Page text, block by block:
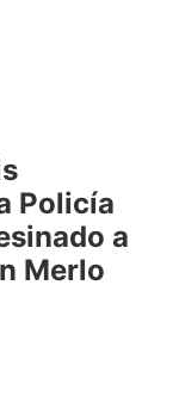
Policía
a
Merlo